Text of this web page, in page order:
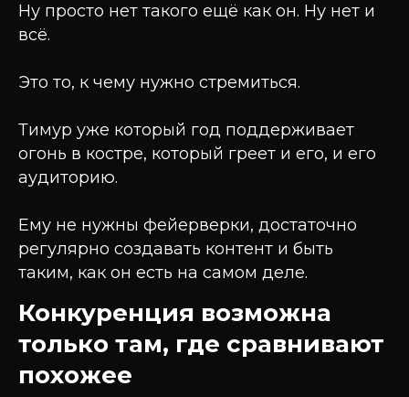
Ну просто нет такого ещё как он. Ну нет и
всё.
Это то, к чему нужно стремиться.
Тимур уже который год поддерживает
огонь в костре, который греет и его, и его
аудиторию.
Ему не нужны фейерверки, достаточно
регулярно создавать контент и быть
таким, как он есть на самом деле.
Конкуренция возможна
только там, где сравнивают
похожее